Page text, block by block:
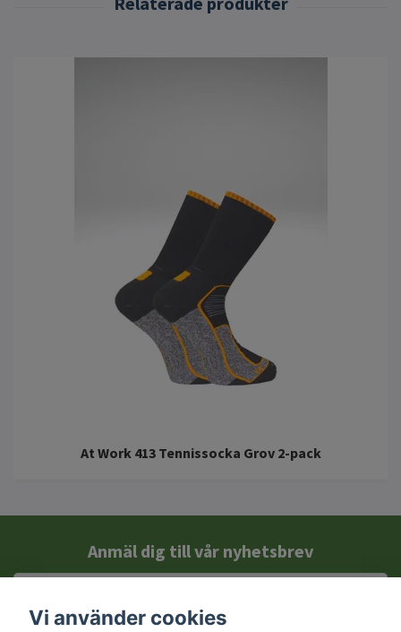
At Work 413 Tennissocka Grov 2-pack
Anmäl dig till vår nyhetsbrev
Vi använder cookies